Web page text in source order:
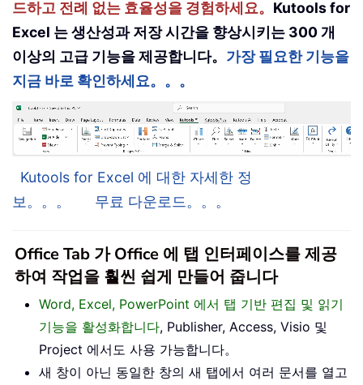
드하고 전례 없는 효율성을 경험하세요。 Kutools for
Excel 는 생산성과 저장 시간을 향상시키는 300 개
이상의 고급 기능을 제공합니다。 가장 필요한 기능을
지금 바로 확인하세요。。。
Kutools for Excel 에 대한 자세한 정
보。。。
무료 다운로드。。。
Office Tab 가 Office 에 탭 인터페이스를 제공
하여 작업을 훨씬 쉽게 만들어 줍니다
Word, Excel, PowerPoint 에서 탭 기반 편집 및 읽기
기능을 활성화합니다, Publisher, Access, Visio 및
Project 에서도 사용 가능합니다。
새 창이 아닌 동일한 창의 새 탭에서 여러 문서를 열고